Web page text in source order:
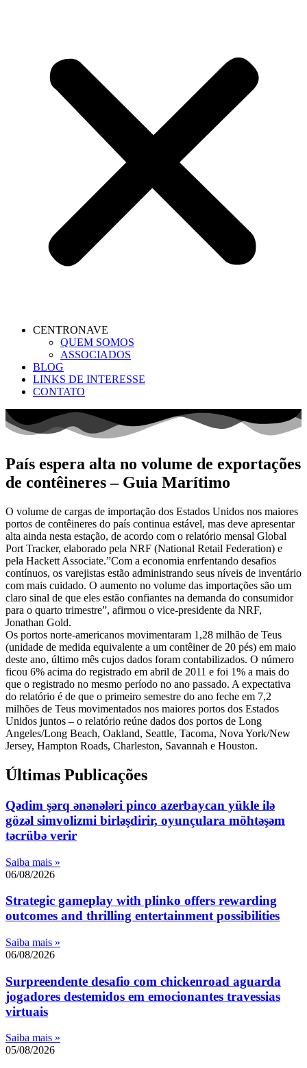
CENTRONAVE
QUEM SOMOS
ASSOCIADOS
BLOG
LINKS DE INTERESSE
CONTATO
País espera alta no volume de exportações
de contêineres – Guia Marítimo
O volume de cargas de importação dos Estados Unidos nos maiores
portos de contêineres do país continua estável, mas deve apresentar
alta ainda nesta estação, de acordo com o relatório mensal Global
Port Tracker, elaborado pela NRF (National Retail Federation) e
pela Hackett Associate.”Com a economia enrfentando desafios
contínuos, os varejistas estão administrando seus níveis de inventário
com mais cuidado. O aumento no volume das importações são um
claro sinal de que eles estão confiantes na demanda do consumidor
para o quarto trimestre”, afirmou o vice-presidente da NRF,
Jonathan Gold.
Os portos norte-americanos movimentaram 1,28 milhão de Teus
(unidade de medida equivalente a um contêiner de 20 pés) em maio
deste ano, último mês cujos dados foram contabilizados. O número
ficou 6% acima do registrado em abril de 2011 e foi 1% a mais do
que o registrado no mesmo período no ano passado. A expectativa
do relatório é de que o primeiro semestre do ano feche em 7,2
milhões de Teus movimentados nos maiores portos dos Estados
Unidos juntos – o relatório reúne dados dos portos de Long
Angeles/Long Beach, Oakland, Seattle, Tacoma, Nova York/New
Jersey, Hampton Roads, Charleston, Savannah e Houston.
Últimas Publicações
Qədim şərq ənənələri pinco azerbaycan yükle ilə
gözəl simvolizmi birləşdirir, oyunçulara möhtəşəm
təcrübə verir
Saiba mais »
06/08/2026
Strategic gameplay with plinko offers rewarding
outcomes and thrilling entertainment possibilities
Saiba mais »
06/08/2026
Surpreendente desafio com chickenroad aguarda
jogadores destemidos em emocionantes travessias
virtuais
Saiba mais »
05/08/2026